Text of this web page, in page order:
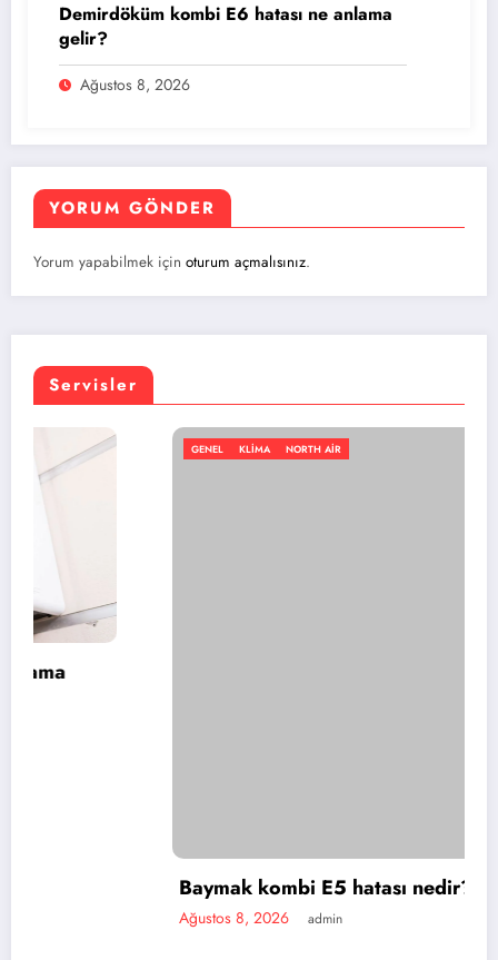
Demirdöküm kombi E6 hatası ne anlama
gelir?
Ağustos 8, 2026
YORUM GÖNDER
Yorum yapabilmek için oturum açmalısınız.
Servisler
GENEL KLIMA NORTH AIR
Baymak kombi E5 hatası nedir?